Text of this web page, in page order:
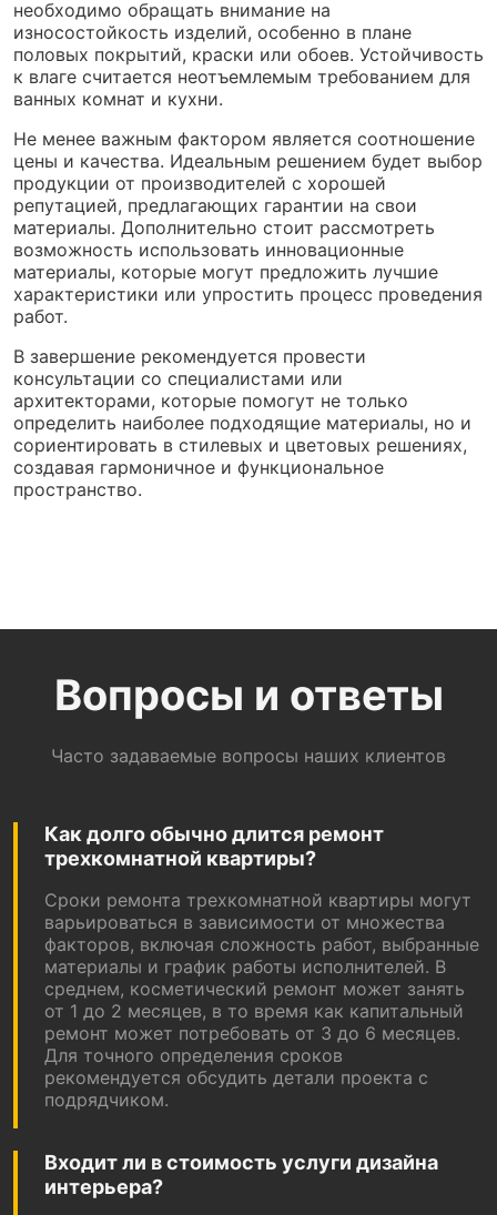
необходимо обращать внимание на
износостойкость изделий, особенно в плане
половых покрытий, краски или обоев. Устойчивость
к влаге считается неотъемлемым требованием для
ванных комнат и кухни.
Не менее важным фактором является соотношение
цены и качества. Идеальным решением будет выбор
продукции от производителей с хорошей
репутацией, предлагающих гарантии на свои
материалы. Дополнительно стоит рассмотреть
возможность использовать инновационные
материалы, которые могут предложить лучшие
характеристики или упростить процесс проведения
работ.
В завершение рекомендуется провести
консультации со специалистами или
архитекторами, которые помогут не только
определить наиболее подходящие материалы, но и
сориентировать в стилевых и цветовых решениях,
создавая гармоничное и функциональное
пространство.
Вопросы и ответы
Часто задаваемые вопросы наших клиентов
Как долго обычно длится ремонт
трехкомнатной квартиры?
Сроки ремонта трехкомнатной квартиры могут
варьироваться в зависимости от множества
факторов, включая сложность работ, выбранные
материалы и график работы исполнителей. В
среднем, косметический ремонт может занять
от 1 до 2 месяцев, в то время как капитальный
ремонт может потребовать от 3 до 6 месяцев.
Для точного определения сроков
рекомендуется обсудить детали проекта с
подрядчиком.
Входит ли в стоимость услуги дизайна
интерьера?